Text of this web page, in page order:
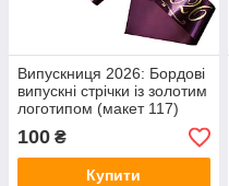
Випускниця 2026: Бордові
випускні стрічки із золотим
логотипом (макет 117)
100 ₴
Купити